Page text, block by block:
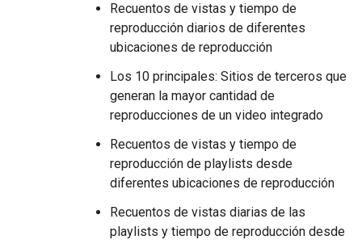
Recuentos de vistas y tiempo de
reproducción diarios de diferentes
ubicaciones de reproducción
Los 10 principales: Sitios de terceros que
generan la mayor cantidad de
reproducciones de un video integrado
Recuentos de vistas y tiempo de
reproducción de playlists desde
diferentes ubicaciones de reproducción
Recuentos de vistas diarias de las
playlists y tiempo de reproducción desde